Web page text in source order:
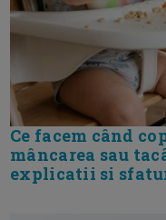
Ce facem când
mâncarea sau
explicatii si